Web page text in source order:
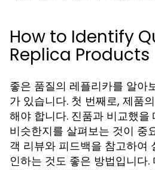
How to Identify
Replica Products
좋은 품질의 레플리카를 알아
가 있습니다. 첫 번째로, 제품
해야 합니다. 진품과 비교했
비슷한지를 살펴보는 것이 중
객 리뷰와 피드백을 참고하여
인하는 것도 좋은 방법입니다